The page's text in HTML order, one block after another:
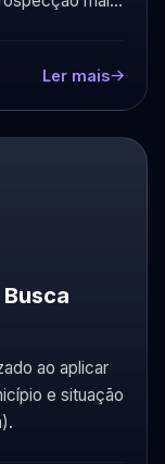
Ler mais
ao aplicar
e situação